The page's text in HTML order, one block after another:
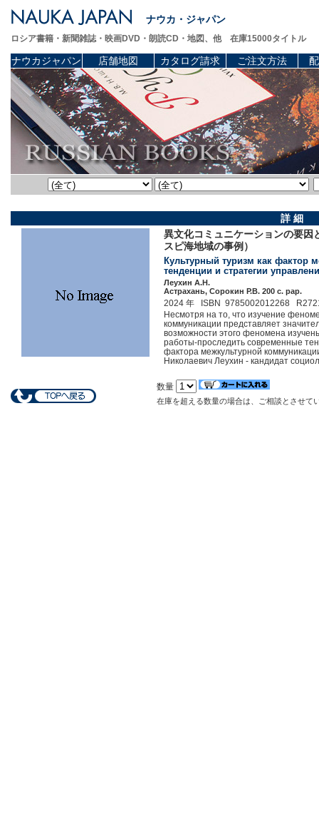
ナウカ・ジャパン
ロシア書籍・新聞雑誌・映画DVD・朗読CD・地図、他 在庫15000タイトル
ナウカジャパン 店舗地図 カタログ請求 ご注文方法
詳 細
異文化コミュニケーションの要
スピ海地域の事例）
Культурный туризм как фактор
тенденции и стратегии
Леухин А.Н.
Астрахань, Сорокин Р.В. 200 c. pap.
2024 年 ISBN 9785002012268
Несмотря на то, что изучение
коммуникации представляет
возможности этого феномена
работы-проследить современные
фактора межкультурной
Николаевич Леухин - кандидат
数量
在庫を超える数量の場合は、ご相談とさせて